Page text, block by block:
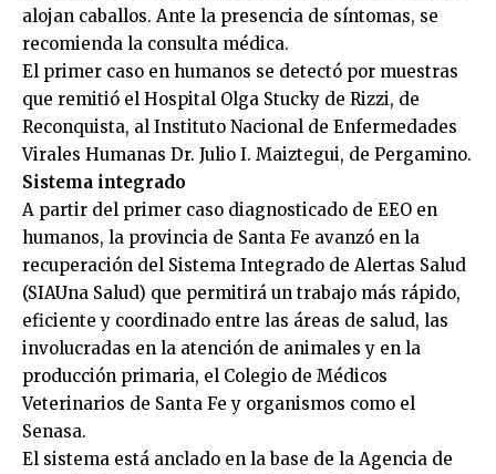
alojan caballos. Ante la presencia de síntomas, se
recomienda la consulta médica.
El primer caso en humanos se detectó por muestras
que remitió el Hospital Olga Stucky de Rizzi, de
Reconquista, al Instituto Nacional de Enfermedades
Virales Humanas Dr. Julio I. Maiztegui, de Pergamino.
Sistema integrado
A partir del primer caso diagnosticado de EEO en
humanos, la provincia de Santa Fe avanzó en la
recuperación del Sistema Integrado de Alertas Salud
(SIAUna Salud) que permitirá un trabajo más rápido,
eficiente y coordinado entre las áreas de salud, las
involucradas en la atención de animales y en la
producción primaria, el Colegio de Médicos
Veterinarios de Santa Fe y organismos como el
Senasa.
El sistema está anclado en la base de la Agencia de